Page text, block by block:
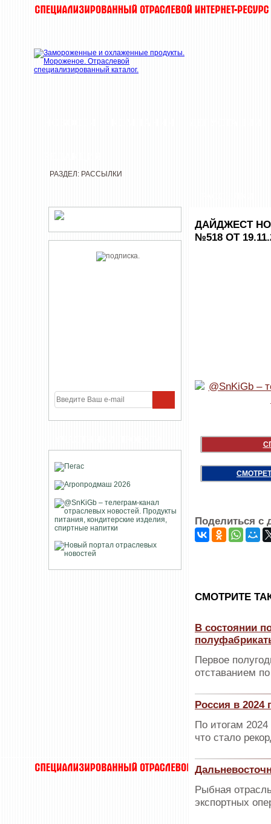
РАЗДЕЛ: РАССЫЛКИ
ДАЙДЖЕСТ
№518 ОТ
Поделиться с
CМОТРИТЕ
В состоянии
Первое
отставанием
Россия в 2024
По итогам
что стало
Рыбная
экспортных